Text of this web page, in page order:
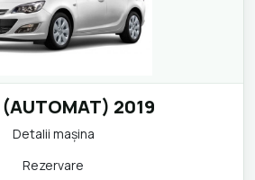
2019
Detalii maşina
Rezervare